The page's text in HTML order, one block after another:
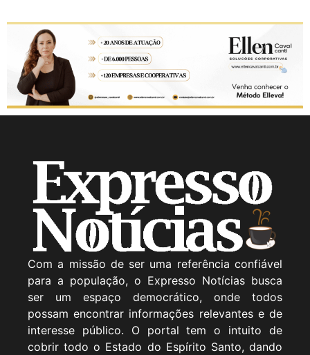
Com a missão de ser uma referência confiável
para a população, o Expresso Notícias busca
ser um espaço democrático, onde todos
possam encontrar informações relevantes e de
interesse público. O portal tem o intuito de
cobrir todo o Estado do Espírito Santo, dando